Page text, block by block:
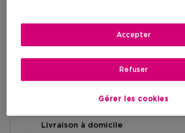
Prix promotionnel
386,40 €
Prix de vente conseillé 420,00 €
AJOUTER AU PANIER
Livraison à domicile
Gérer les cookies
Refuser
Accepter